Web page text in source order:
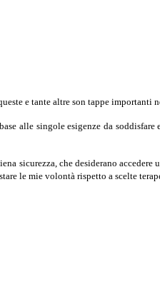
e tante altre son tappe
alle singole esigenze da
che desiderano
le mie volontà rispetto a scelte